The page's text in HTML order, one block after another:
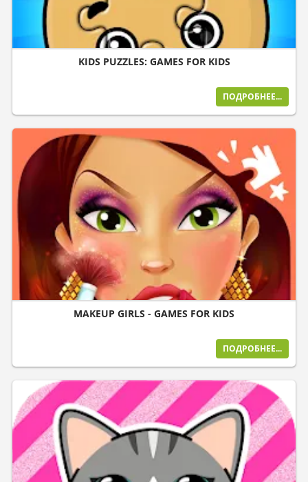
KIDS PUZZLES: GAMES FOR KIDS
ПОДРОБНЕЕ...
MAKEUP GIRLS - GAMES FOR KIDS
ПОДРОБНЕЕ...